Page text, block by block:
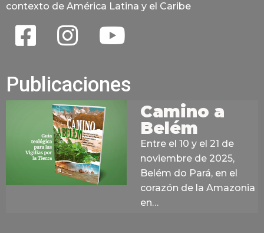
contexto de América Latina y el Caribe
Publicaciones
Camino a
Belém
Entre el 10 y el 21 de
noviembre de 2025,
Belém do Pará, en el
corazón de la Amazonia
en…